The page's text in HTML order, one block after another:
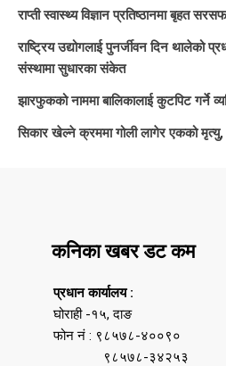
राप्ती स्वास्थ्य विज्ञान प्रतिष्ठानमा बृहत
राष्ट्रिय उद्योगलाई पुनर्जीवन दिन थालेको
संस्थामा सुधारका संकेत
झारफुकको नाममा बालिकालाई कुटपिट गर्ने
सिकार खेल्ने क्रममा गोली लागेर एकको
कनिका खबर डट कम
प्रधान कार्यालय :
घोराही -१५, दाङ
फोन नं : ९८५७८-४००९०
९८५७८-३४२५३